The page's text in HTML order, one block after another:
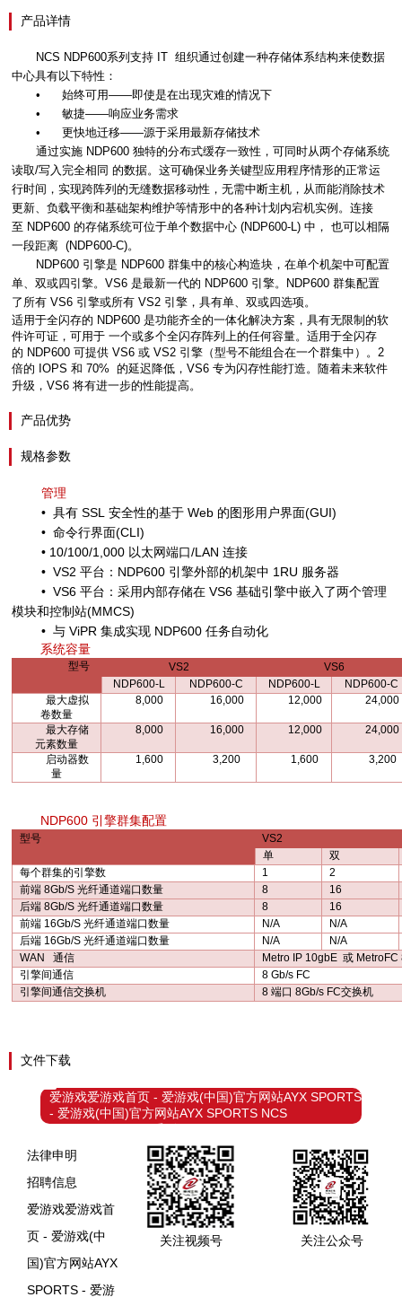
产品详情
NCS NDP600系列支持 IT组织通过创建一种存储体系结构来使数据
中心具有以下特性：
•
始终可用——即使是在出现灾难的情况下
•
敏捷——响应业务需求
•
更快地迁移——源于采用最新存储技术
通过实施 NDP600独特的分布式缓存一致性，可同时从两个存储系统
读取/写入完全相同 的数据。这可确保业务关键型应用程序情形的正常运
行时间，实现跨阵列的无缝数据移动性，无需中断主机，从而能消除技术
更新、负载平衡和基础架构维护等情形中的各种计划内宕机实例。连接
至 NDP600的存储系统可位于单个数据中心 (NDP600-L)中， 也可以相隔
一段距离 (NDP600-C)。
NDP600 引擎是 NDP600群集中的核心构造块，在单个机架中可配置
单、双或四引擎。VS6是最新一代的 NDP600 引擎。 NDP600群集配置
了所有 VS6 引擎或所有 VS2 引擎，具有单、双或四选项。
适用于全闪存的 NDP600是功能齐全的一体化解决方案，具有无限制的软
件许可证，可用于 一个或多个全闪存阵列上的任何容量。适用于全闪存
的 NDP600可提供 VS6或 VS2 引擎（型号不能组合在一个群集中）。2
倍的 IOPS和 70%的延迟降低，VS6专为闪存性能打造。随着未来软件
升级，VS6将有进一步的性能提高。
产品优势
规格参数
管理
• 具有SSL 安全性的基于Web 的图形用户界面(GUI)
• 命令行界面(CLI)
•10/100/1,000 以太网端口/LAN 连接
•VS2 平台： NDP600 引擎外部的机架中 1RU 服务器
•VS6 平台：采用内部存储在VS6 基础引擎中嵌入了两个管理
模块和控制站(MMCS)
• 与ViPR 集成实现NDP600 任务自动化
系统容量
型号 VS2
VS6
NDP600-L
NDP600-C NDP600-L
NDP600-C
最大虚拟
卷数量
8,000 16,000 12,000 24,000
最大存储
元素数量
8,000 16,000 12,000 24,000
启动器数
量
1,600 3,200 1,600 3,200
NDP600 引擎群集配置
型号
VS2
单
双
每个群集的引擎数
1
2
前端 8Gb/S 光纤通道端口数量 8
16
后端 8Gb/S 光纤通道端口数量 8
16
前端 16Gb/S 光纤通道端口数量 N/A
N/A
后端 16Gb/S 光纤通道端口数量 N/A
N/A
WAN 通信 Metro IP 10gbE 或 MetroFC
引擎间通信
8 Gb/s FC
引擎间通信交换机
8 端口 8Gb/s FC交换机
文件下载
爱游戏爱游戏首页 - 爱游戏(中国)官方网站AYX SPORTS
- 爱游戏(中国)官方网站AYX SPORTS NCS
法律申明
招聘信息
爱游戏爱游戏首
页 - 爱游戏(中
国)官方网站AYX
SPORTS - 爱游
关注视频号 关注公众号